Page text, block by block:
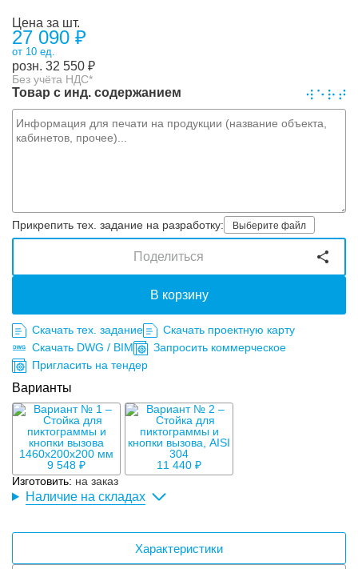
Цена за шт.
27 090 ₽
от 10 ед.
розн. 32 550 ₽
Без учёта НДС*
Изготовить: на заказ
Товар с инд. содержанием
Прикрепить тех. задание на разработку: Выберите файл
В корзину
Поделиться
Скачать тех. задание
Скачать проектную карту
Скачать DWG / BIM
Запросить коммерческое
Пригласить на тендер
Варианты
9 548 ₽ 11 440 ₽
Наличие на складах
Характеристики